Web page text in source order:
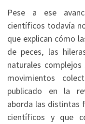
Pese a ese
científicos todavía
que explican cómo
de peces, las
naturales
movimientos
publicado en la
aborda las distintas
científicos y que